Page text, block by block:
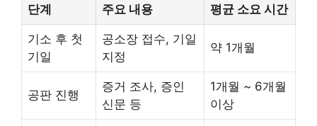
단계 주요 내용 평균 소요 시간
기소 후 첫
기일
공소장 접수, 기일
지정
약 1개월
공판 진행
증거 조사, 증인
신문 등
1개월 ~ 6개월
이상